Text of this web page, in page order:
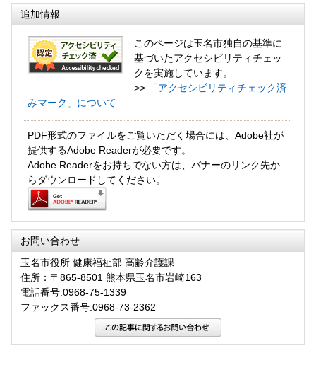
追加情報
このページは玉名市独自の基準に
基づいたアクセシビリティチェッ
クを実施しています。
>>
「アクセシビリティチェック済
みマーク」について
PDF形式のファイルをご覧いただく場合には、Adobe社が
提供するAdobe Readerが必要です。
Adobe Readerをお持ちでない方は、バナーのリンク先か
らダウンロードしてください。
お問い合わせ
玉名市役所 健康福祉部 高齢介護課
住所：〒865-8501 熊本県玉名市岩崎163
電話番号:0968-75-1339
ファックス番号:0968-73-2362